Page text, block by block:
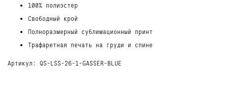
100% полиэстер
Свободный крой
Полноразмерный сублимационный принт
Трафаретная печать на груди и спине
Артикул: QS-LSS-26-1-GASSER-BLUE